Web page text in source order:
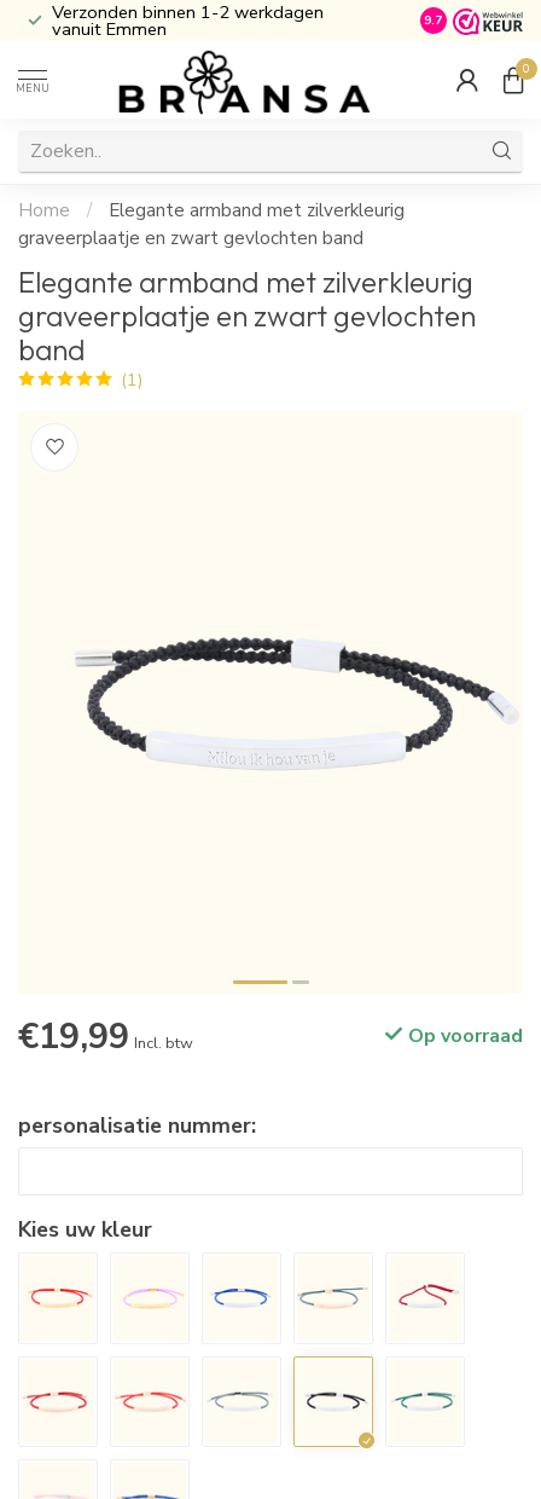
Verzonden binnen 1-2 werkdagen
vanuit Emmen Inclusief
9.7
MENU
0
Home /
Elegante armband met zilverkleurig
graveerplaatje en zwart gevlochten band
Elegante armband met zilverkleurig
graveerplaatje en zwart gevlochten
band
(1)
€19,99 Incl. btw Op voorraad
personalisatie nummer:
Kies uw kleur